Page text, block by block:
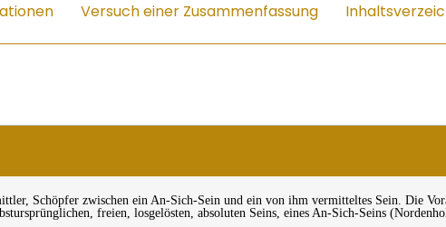
Versuch einer Zusammenfassung
Schöpfer zwischen ein An-Sich-Sein und ein von ihm vermitteltes Sein. Die
freien, losgelösten, absoluten Seins, eines An-Sich-Seins